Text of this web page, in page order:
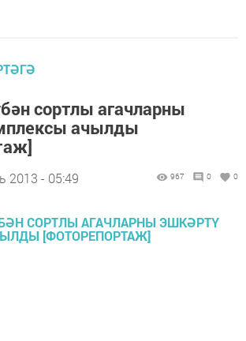
сортлы агачларны
ачылды
2013 - 05:49 967 0 0